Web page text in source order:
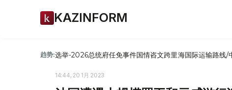
KAZINFORM
趋势:选举-2026总统府任免事件国情咨文跨里海国际运输路线/
14:44, 20 1月 2023